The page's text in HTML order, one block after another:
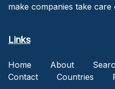
make companies take
Links
Home About
Contact
Countries